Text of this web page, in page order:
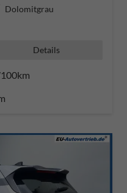
Dolomitgrau
Details